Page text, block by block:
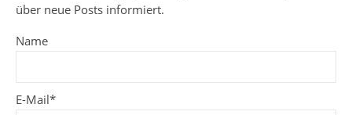
über neue Posts informiert.
Name
E-Mail*